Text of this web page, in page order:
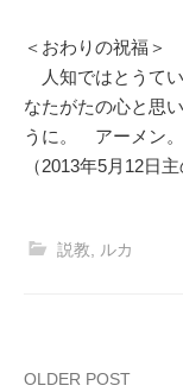
＜おわりの祝福＞
人知ではとうて
なたがたの心と思
うに。 アーメン。
（2013年5月12日
説教 ルカ
OLDER POST